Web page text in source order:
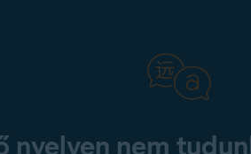
nyelven nem